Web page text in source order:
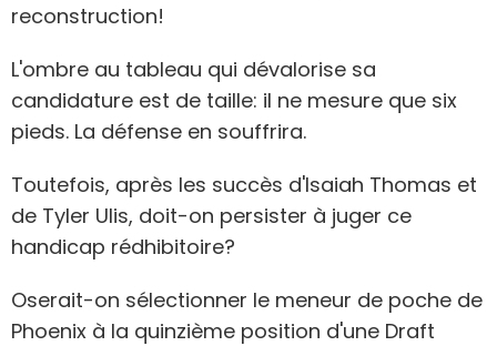
reconstruction!
L'ombre au tableau qui dévalorise sa
candidature est de taille: il ne mesure que six
pieds. La défense en souffrira.
Toutefois, après les succès d'Isaiah Thomas et
de Tyler Ulis, doit-on persister à juger ce
handicap rédhibitoire?
Oserait-on sélectionner le meneur de poche de
Phoenix à la quinzième position d'une Draft